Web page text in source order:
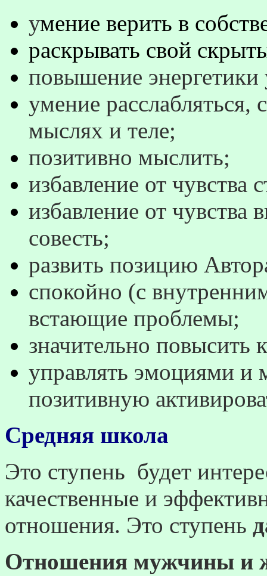
умение верить в
раскрывать свой
повышение
умение расслабляться,
мыслях и теле;
позитивно мыслить;
избавление от чувства
избавление от чувства
совесть;
развить позицию
спокойно (с
встающие проблемы;
значительно
управлять эмоциями и
позитивную
Средняя школа
Это ступень будет
качественные и
отношения. Это ступень
Отношения мужчины и